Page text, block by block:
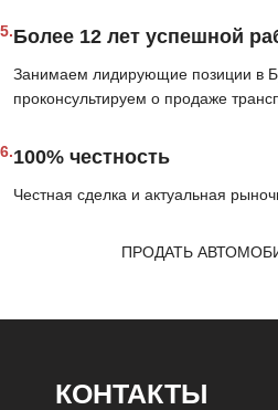
5.Более 12 лет успешной
Занимаем лидирующие позиции в
проконсультируем о продаже
6.100% честность
Честная сделка и актуальная
ПРОДАТЬ
КОНТАКТЫ